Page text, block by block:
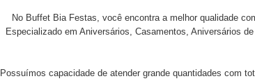
No Buffet Bia Festas, você encontra a melhor qualidade
Especializado em Aniversários, Casamentos, Aniversários
Possuímos capacidade de atender grande quantidades com